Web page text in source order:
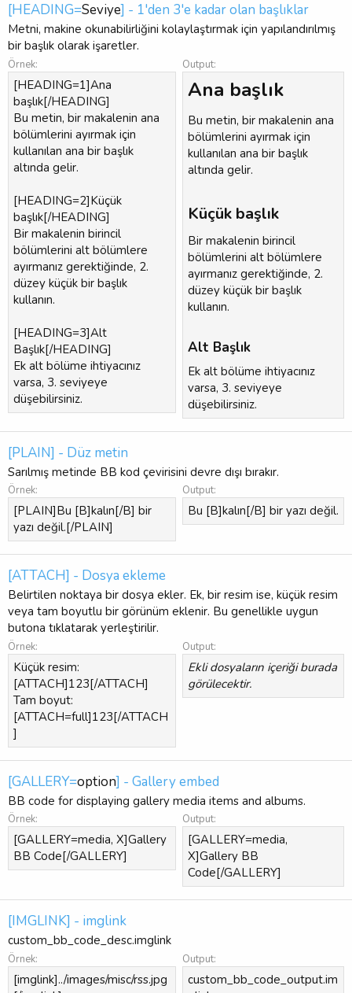
[HEADING=Seviye] - 1'den 3'e kadar olan başlıklar
Metni, makine okunabilirliğini kolaylaştırmak için yapılandırılmış
bir başlık olarak işaretler.
Örnek:
[HEADING=1]Ana
başlık[/HEADING]
Bu metin, bir makalenin ana
bölümlerini ayırmak için
kullanılan ana bir başlık
altında gelir.
[HEADING=2]Küçük
başlık[/HEADING]
Bir makalenin birincil
bölümlerini alt bölümlere
ayırmanız gerektiğinde, 2.
düzey küçük bir başlık
kullanın.
[HEADING=3]Alt
Başlık[/HEADING]
Ek alt bölüme ihtiyacınız
varsa, 3. seviyeye
düşebilirsiniz.
Output:
Ana başlık​
Bu metin, bir makalenin ana
bölümlerini ayırmak için
kullanılan ana bir başlık
altında gelir.
Küçük başlık​
Bir makalenin birincil
bölümlerini alt bölümlere
ayırmanız gerektiğinde, 2.
düzey küçük bir başlık
kullanın.
Alt Başlık​
Ek alt bölüme ihtiyacınız
varsa, 3. seviyeye
düşebilirsiniz.
[PLAIN] - Düz metin
Sarılmış metinde BB kod çevirisini devre dışı bırakır.
Örnek:
[PLAIN]Bu [B]kalın[/B] bir
yazı değil.[/PLAIN]
Output:
Bu [B]kalın[/B] bir yazı değil.
[ATTACH] - Dosya ekleme
Belirtilen noktaya bir dosya ekler. Ek, bir resim ise, küçük resim
veya tam boyutlu bir görünüm eklenir. Bu genellikle uygun
butona tıklatarak yerleştirilir.
Örnek:
Küçük resim:
[ATTACH]123[/ATTACH]
Tam boyut:
[ATTACH=full]123[/ATTACH
]
Output:
Ekli dosyaların içeriği burada
görülecektir.
[GALLERY=option] - Gallery embed
BB code for displaying gallery media items and albums.
Örnek:
[GALLERY=media, X]Gallery
BB Code[/GALLERY]
Output:
[GALLERY=media,
X]Gallery BB
Code[/GALLERY]
[IMGLINK] - imglink
custom_bb_code_desc.imglink
Örnek:
[imglink]../images/misc/rss.jpg
Output:
custom_bb_code_output.im